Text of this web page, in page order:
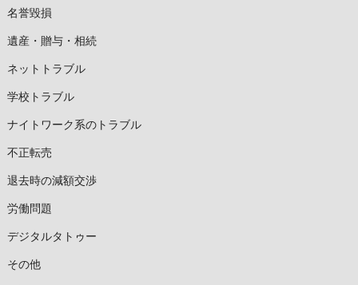
名誉毀損
遺産・贈与・相続
ネットトラブル
学校トラブル
ナイトワーク系のトラブル
不正転売
退去時の減額交渉
労働問題
デジタルタトゥー
その他